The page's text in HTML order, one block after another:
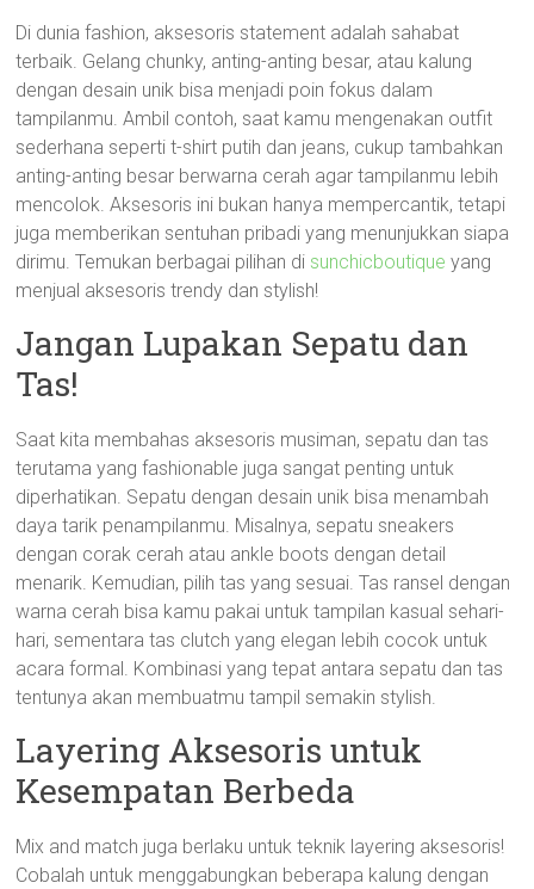
Di dunia fashion, aksesoris statement adalah sahabat
terbaik. Gelang chunky, anting-anting besar, atau kalung
dengan desain unik bisa menjadi poin fokus dalam
tampilanmu. Ambil contoh, saat kamu mengenakan outfit
sederhana seperti t-shirt putih dan jeans, cukup tambahkan
anting-anting besar berwarna cerah agar tampilanmu lebih
mencolok. Aksesoris ini bukan hanya mempercantik, tetapi
juga memberikan sentuhan pribadi yang menunjukkan siapa
dirimu. Temukan berbagai pilihan di sunchicboutique yang
menjual aksesoris trendy dan stylish!
Jangan Lupakan Sepatu dan
Tas!
Saat kita membahas aksesoris musiman, sepatu dan tas
terutama yang fashionable juga sangat penting untuk
diperhatikan. Sepatu dengan desain unik bisa menambah
daya tarik penampilanmu. Misalnya, sepatu sneakers
dengan corak cerah atau ankle boots dengan detail
menarik. Kemudian, pilih tas yang sesuai. Tas ransel dengan
warna cerah bisa kamu pakai untuk tampilan kasual sehari-
hari, sementara tas clutch yang elegan lebih cocok untuk
acara formal. Kombinasi yang tepat antara sepatu dan tas
tentunya akan membuatmu tampil semakin stylish.
Layering Aksesoris untuk
Kesempatan Berbeda
Mix and match juga berlaku untuk teknik layering aksesoris!
Cobalah untuk menggabungkan beberapa kalung dengan